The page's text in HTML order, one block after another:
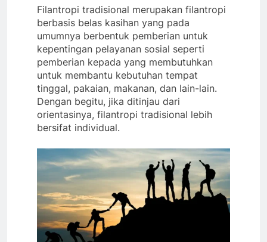
Filantropi tradisional merupakan filantropi
berbasis belas kasihan yang pada
umumnya berbentuk pemberian untuk
kepentingan pelayanan sosial seperti
pemberian kepada yang membutuhkan
untuk membantu kebutuhan tempat
tinggal, pakaian, makanan, dan lain-lain.
Dengan begitu, jika ditinjau dari
orientasinya, filantropi tradisional lebih
bersifat individual.